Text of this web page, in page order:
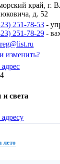
край, г.
д. 52
251-78-53 -
251-78-29 -
изменить?
адрес
света
адресу
лето